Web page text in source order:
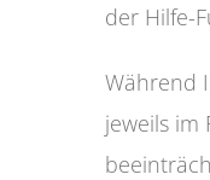
der Hilfe-
Während
jeweils im